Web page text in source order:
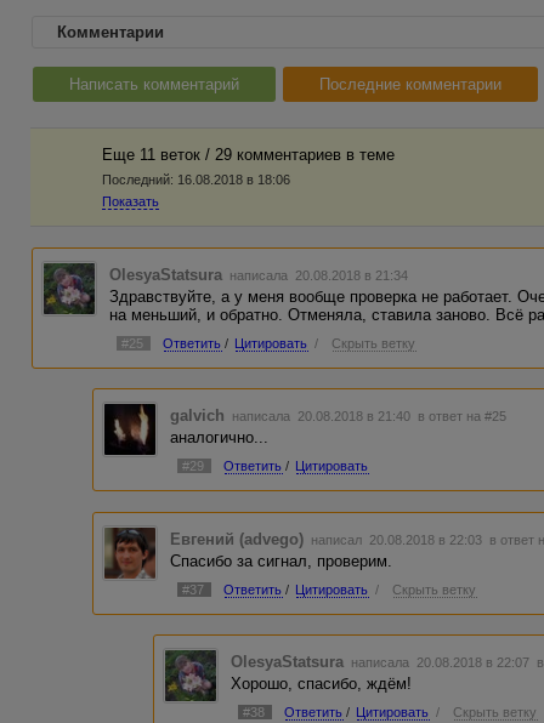
Комментарии
Написать комментарий Последние комментарии
Еще 11 веток / 29 комментариев в темe
Последний: 16.08.2018 в 18:06
Показать
OlesyaStatsura написала 20.08.2018 в 21:34
Здравствуйте, а у меня вообще проверка не работает.
на меньший, и обратно. Отменяла, ставила заново. Всё
#25 Ответить / Цитировать / Скрыть ветку
galvich написала 20.08.2018 в 21:40 в ответ на #25
аналогично...
#29 Ответить / Цитировать
Евгений (advego) написал 20.08.2018 в 22:03 в ответ
Спасибо за сигнал, проверим.
#37 Ответить / Цитировать / Скрыть ветку
OlesyaStatsura написала 20.08.2018 в 22:07
Хорошо, спасибо, ждём!
#38 Ответить / Цитировать / Скрыть ветку